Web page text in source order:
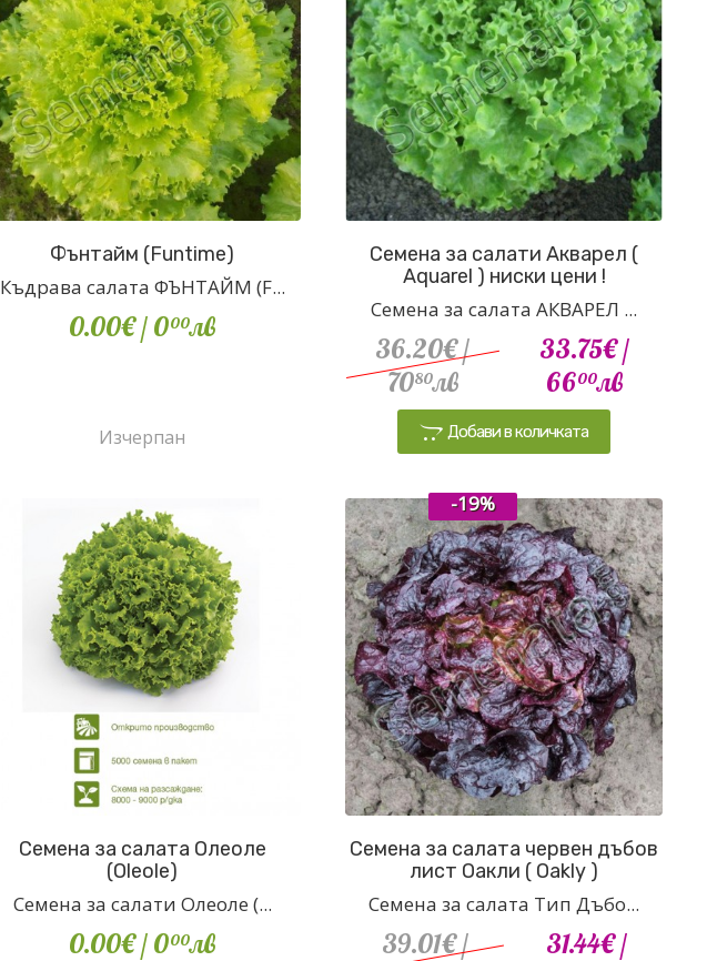
Фънтайм (Funtime)
Къдрава салата ФЪНТАЙМ (F...
0.00€/ 000лв
Изчерпан
Семена за салати Акварел (
Aquarel ) ниски цени !
Семена за салата АКВАРЕЛ ...
36.20€/
7080лв
33.75€/
6600лв
Добави в количката
Семена за салата Олеоле
(Oleole)
Семена за салати Олеоле (...
0.00€/ 000лв
Семена за салата червен дъбов
лист Оакли ( Oakly )
Семена за салата Тип Дъбо...
39.01€/
31.44€/
-19%